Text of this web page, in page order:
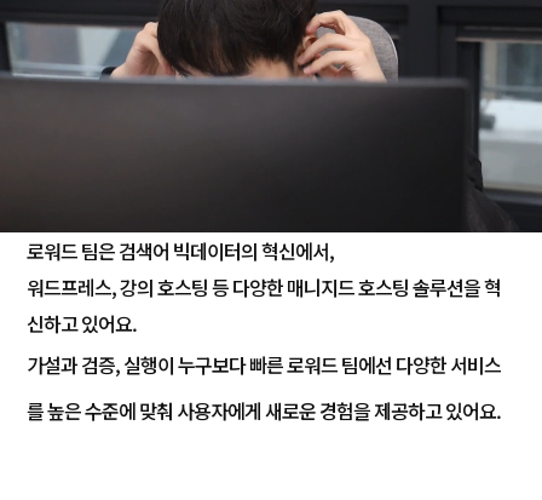
로워드 팀은 검색어 빅데이터의 혁신에서,
워드프레스, 강의 호스팅 등 다양한 매니지드 호스팅 솔루션을 혁
신하고 있어요.
가설과 검증, 실행이 누구보다 빠른 로워드 팀에선 다양한 서비스
를 높은 수준에 맞춰 사용자에게 새로운 경험을 제공하고 있어요.